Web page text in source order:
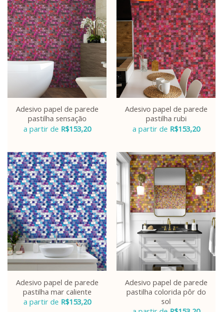
Adesivo papel de parede
pastilha sensação
a partir de R$153,20
Adesivo papel de parede
pastilha rubi
a partir de R$153,20
Adesivo papel de parede
pastilha mar caliente
a partir de R$153,20
Adesivo papel de parede
pastilha colorida pôr do
sol